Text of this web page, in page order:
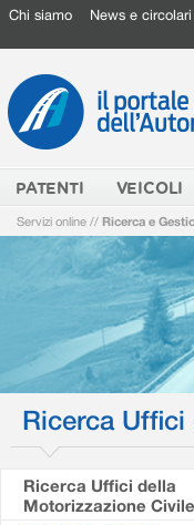
Chi siamo News e circolari
PATENTI VEICOLI
Servizi online // Ricerca e
Ricerca
Ricerca Uffici della
Motorizzazione Civile